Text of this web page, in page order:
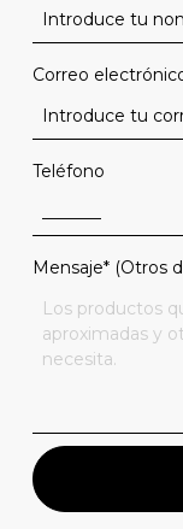
Correo
Teléfono
Mensaje* (Otros